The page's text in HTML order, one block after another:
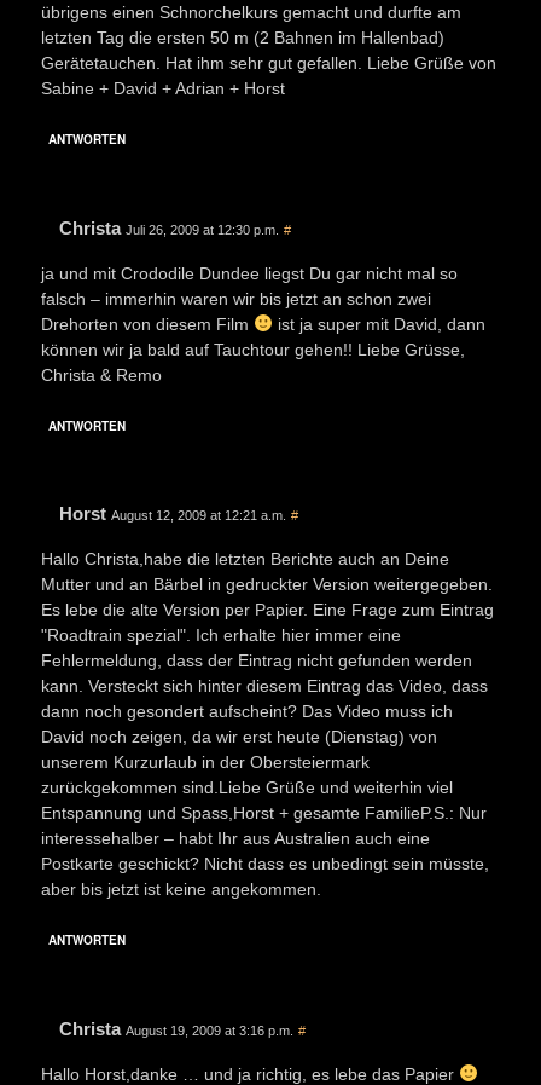
übrigens einen Schnorchelkurs gemacht und durfte am
letzten Tag die ersten 50 m (2 Bahnen im Hallenbad)
Gerätetauchen. Hat ihm sehr gut gefallen. Liebe Grüße von
Sabine + David + Adrian + Horst
ANTWORTEN
Christa Juli 26, 2009 at 12:30 p.m. #
ja und mit Crododile Dundee liegst Du gar nicht mal so
falsch – immerhin waren wir bis jetzt an schon zwei
Drehorten von diesem Film
ist ja super mit David, dann
können wir ja bald auf Tauchtour gehen!! Liebe Grüsse,
Christa & Remo
ANTWORTEN
Horst August 12, 2009 at 12:21 a.m. #
Hallo Christa,habe die letzten Berichte auch an Deine
Mutter und an Bärbel in gedruckter Version weitergegeben.
Es lebe die alte Version per Papier. Eine Frage zum Eintrag
"Roadtrain spezial". Ich erhalte hier immer eine
Fehlermeldung, dass der Eintrag nicht gefunden werden
kann. Versteckt sich hinter diesem Eintrag das Video, dass
dann noch gesondert aufscheint? Das Video muss ich
David noch zeigen, da wir erst heute (Dienstag) von
unserem Kurzurlaub in der Obersteiermark
zurückgekommen sind.Liebe Grüße und weiterhin viel
Entspannung und Spass,Horst + gesamte FamilieP.S.: Nur
interessehalber – habt Ihr aus Australien auch eine
Postkarte geschickt? Nicht dass es unbedingt sein müsste,
aber bis jetzt ist keine angekommen.
ANTWORTEN
Christa August 19, 2009 at 3:16 p.m. #
Hallo Horst,danke … und ja richtig, es lebe das Papier